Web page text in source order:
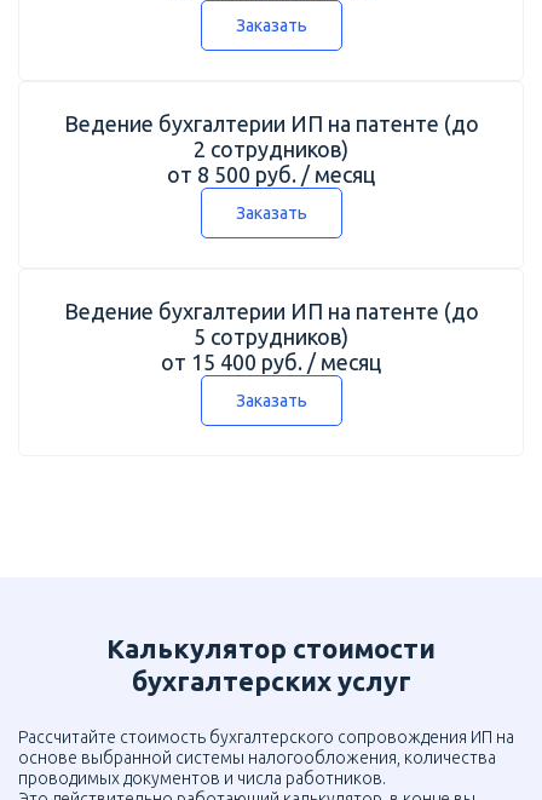
Заказать
Ведение бухгалтерии ИП на патенте (до
2 сотрудников)
от 8 500 руб. / месяц
Заказать
Ведение бухгалтерии ИП на патенте (до
5 сотрудников)
от 15 400 руб. / месяц
Заказать
Калькулятор стоимости
бухгалтерских услуг
Рассчитайте стоимость бухгалтерского сопровождения ИП на
основе выбранной системы налогообложения, количества
проводимых документов и числа работников.